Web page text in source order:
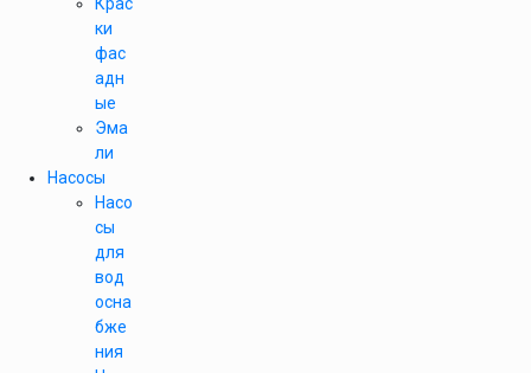
ки
фас
адн
ые
Эма
ли
Насосы
Насо
сы
для
вод
осна
бже
ния